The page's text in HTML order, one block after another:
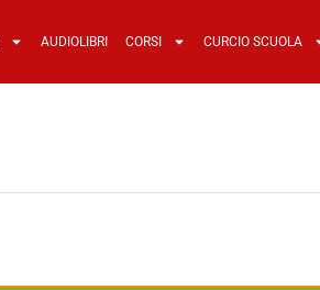
AUDIOLIBRI CORSI CURCIO SCUOLA